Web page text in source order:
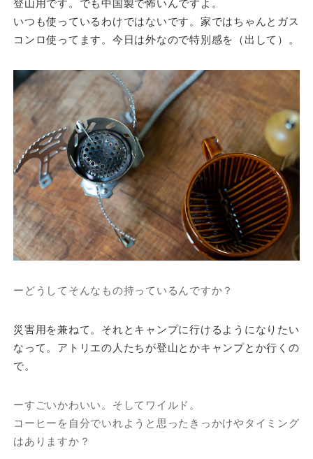
登山用です。でも中国製で怖いんですよ。
いつも使っているわけではないです。家ではちゃんとガス
コンロ使ってます。今日は外なので特別感を（出して）。
ーどうしてそんなもの持っているんですか？
災害用を兼ねて。それとキャンプに行けるようになりたい
なって。アトリエの人たちが登山とかキャンプとか行くの
で。
ーすごいかわいい。そしてワイルド。
コーヒーを自分でいれようと思ったきっかけやタイミング
はありますか？